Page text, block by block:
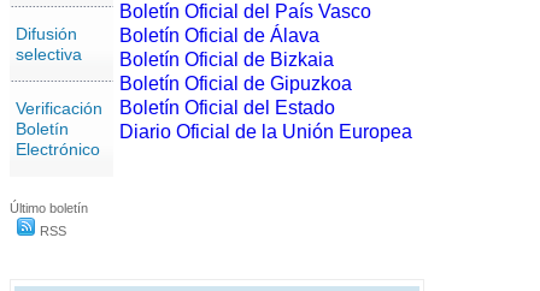
Difusión
selectiva
Verificación
Boletín
Electrónico
Último boletín
RSS
Boletín Oficial del País Vasco
Boletín Oficial de Álava
Boletín Oficial de Bizkaia
Boletín Oficial de Gipuzkoa
Boletín Oficial del Estado
Diario Oficial de la Unión Europea